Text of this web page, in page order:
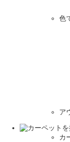
色
ア
カ